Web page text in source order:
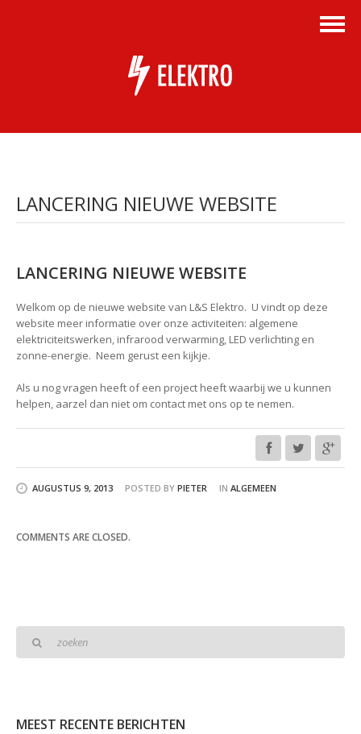
LANCERING NIEUWE WEBSITE
LANCERING NIEUWE WEBSITE
Welkom op de nieuwe website van L&S Elektro. U vindt op deze
website meer informatie over onze activiteiten: algemene
elektriciteitswerken, infrarood verwarming, LED verlichting en
zonne-energie. Neem gerust een kijkje.
Als u nog vragen heeft of een project heeft waarbij we u kunnen
helpen, aarzel dan niet om contact met ons op te nemen.
AUGUSTUS 9, 2013 POSTED BY PIETER IN ALGEMEEN
COMMENTS ARE CLOSED.
MEEST RECENTE BERICHTEN